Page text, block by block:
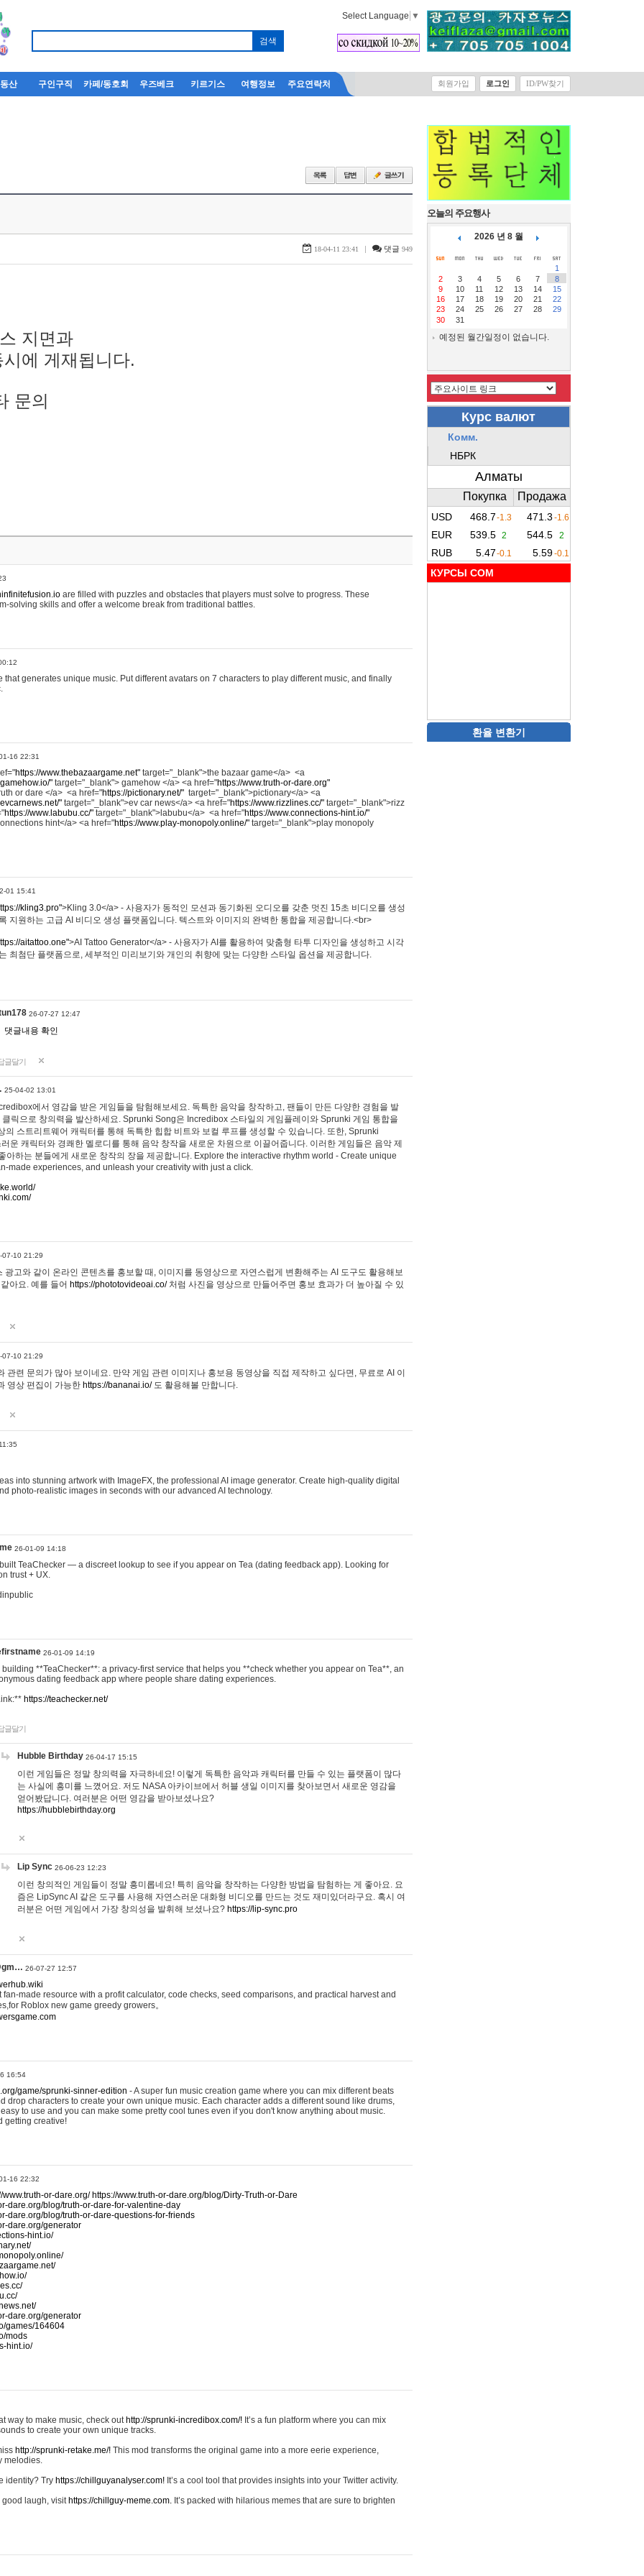
Select Language ▼
산 구인구직 카페/동호회 우즈베크 키르기스 여행정보 주요연락처 회원가입 로그인 ID/PW찾기
18-04-11 23:41 | 댓글 949
지면과
에 게재됩니다.
문의
are filled with puzzles and obstacles that players must solve to progress. These
solving skills and offer a welcome break from traditional battles.
that generates unique music. Put different avatars on 7 characters to play different music, and finally
16 22:31
https://www.thebazaargame.net" target="_blank">the bazaar game</a> <a
" target="_blank"> gamehow </a> <a href="https://www.truth-or-dare.org"
or dare </a> <a href="https://pictionary.net/" target="_blank">pictionary</a> <a
" target="_blank">ev car news</a> <a href="https://www.rizzlines.cc/" target="_blank">rizz
https://www.labubu.cc/" target="_blank">labubu</a> <a href="https://www.connections-hint.io/"
hint</a> <a href="https://www.play-monopoly.online/" target="_blank">play monopoly
01 15:41
kling3.pro">Kling 3.0</a> - 사용자가 동적인 모션과 동기화된 오디오를 갖춘 멋진 15초 비디오를 생성
지원하는 고급 AI 비디오 생성 플랫폼입니다. 텍스트와 이미지의 완벽한 통합을 제공합니다.<br>
aitattoo.one">AI Tattoo Generator</a> - 사용자가 AI를 활용하여 맞춤형 타투 디자인을 생성하고 시각
최첨단 플랫폼으로, 세부적인 미리보기와 개인의 취향에 맞는 다양한 스타일 옵션을 제공합니다.
26-07-27 12:47
댓글내용 확인
글달기
25-04-02 13:01
에서 영감을 받은 게임들을 탐험해보세요. 독특한 음악을 창작하고, 팬들이 만든 다양한 경험을 발
클릭으로 창의력을 발산하세요. Sprunki Song은 Incredibox 스타일의 게임플레이와 Sprunki 게임 통합을
의 스트리트웨어 캐릭터를 통해 독특한 힙합 비트와 보컬 루프를 생성할 수 있습니다. 또한, Sprunki
운 캐릭터와 경쾌한 멜로디를 통해 음악 창작을 새로운 차원으로 이끌어줍니다. 이러한 게임들은 음악 제
아하는 분들에게 새로운 창작의 장을 제공합니다. Explore the interactive rhythm world - Create unique
made experiences, and unleash your creativity with just a click.
07-10 21:29
광고와 같이 온라인 콘텐츠를 홍보할 때, 이미지를 동영상으로 자연스럽게 변환해주는 AI 도구도 활용해보
아요. 예를 들어 https://phototovideoai.co/처럼 사진을 영상으로 만들어주면 홍보 효과가 더 높아질 수 있
07-10 21:29
관련 문의가 많아 보이네요. 만약 게임 관련 이미지나 홍보용 동영상을 직접 제작하고 싶다면, 무료로 AI 이
영상 편집이 가능한 https://bananai.io/도 활용해볼 만합니다.
into stunning artwork with ImageFX, the professional AI image generator. Create high-quality digital
photo-realistic images in seconds with our advanced AI technology.
26-01-09 14:18
TeaChecker — a discreet lookup to see if you appear on Tea (dating feedback app). Looking for
trust + UX.
26-01-09 14:19
building **TeaChecker**: a privacy-first service that helps you **check whether you appear on Tea**, an
dating feedback app where people share dating experiences.
https://teachecker.net/
글달기
Hubble Birthday 26-04-17 15:15
이런 게임들은 정말 창의력을 자극하네요! 이렇게 독특한 음악과 캐릭터를 만들 수 있는 플랫폼이 많다
는 사실에 흥미를 느꼈어요. 저도 NASA 아카이브에서 허블 생일 이미지를 찾아보면서 새로운 영감을
얻어봤답니다. 여러분은 어떤 영감을 받아보셨나요?
https://hubblebirthday.org
Lip Sync 26-06-23 12:23
이런 창의적인 게임들이 정말 흥미롭네요! 특히 음악을 창작하는 다양한 방법을 탐험하는 게 좋아요. 요
즘은 LipSync AI 같은 도구를 사용해 자연스러운 대화형 비디오를 만드는 것도 재미있더라구요. 혹시 여
러분은 어떤 게임에서 가장 창의성을 발휘해 보셨나요? https://lip-sync.pro
26-07-27 12:57
made resource with a profit calculator, code checks, seed comparisons, and practical harvest and
Roblox new game greedy growers。
16:54
game/sprunki-sinner-edition - A super fun music creation game where you can mix different beats
drop characters to create your own unique music. Each character adds a different sound like drums,
to use and you can make some pretty cool tunes even if you don't know anything about music.
getting creative!
16 22:32
www.truth-or-dare.org/ https://www.truth-or-dare.org/blog/Dirty-Truth-or-Dare
dare.org/blog/truth-or-dare-for-valentine-day
dare.org/blog/truth-or-dare-questions-for-friends
dare.org/generator
hint.io/
dare.org/generator
games/164604
mods
hint.io/
way to make music, check out http://sprunki-incredibox.com/! It’s a fun platform where you can mix
to create your own unique tracks.
http://sprunki-retake.me/! This mod transforms the original game into a more eerie experience,
melodies.
identity? Try https://chillguyanalyser.com! It’s a cool tool that provides insights into your Twitter activity.
good laugh, visit https://chillguy-meme.com. It’s packed with hilarious memes that are sure to brighten
오늘의 주요행사
2026 년 8 월
1
2
3 4 5 6 7
8
9
10 11 12 13 14
15
16
17 18 19 20 21
22
23
24 25 26 27 28
29
30
31
예정된 월간일정이 없습니다.
КУРСЫ COM
환율 변환기